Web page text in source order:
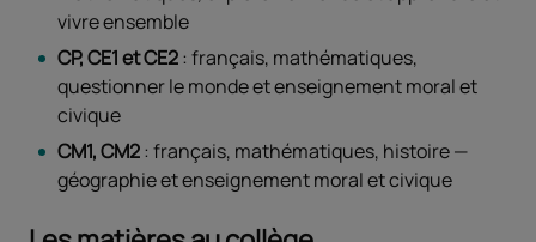
vivre ensemble
CP, CE1 et CE2: français, mathématiques,
questionner le monde et enseignement moral et
civique
CM1, CM2: français, mathématiques, histoire —
géographie et enseignement moral et civique